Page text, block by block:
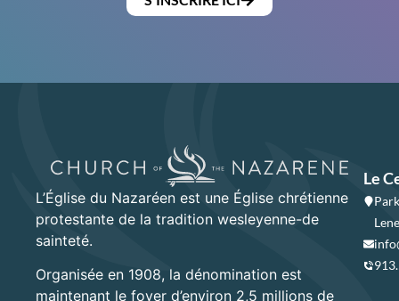
L’Église du Nazaréen est une Église chrétienne
protestante de la tradition wesleyenne-de
sainteté.
Organisée en 1908, la dénomination est
maintenant le foyer d’environ 2,5 millions de
Le